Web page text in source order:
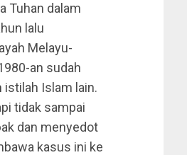
Tuhan dalam
lalu
Melayu-
an sudah
istilah Islam lain.
tidak sampai
dan menyedot
kasus ini ke